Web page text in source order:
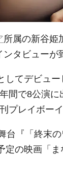
所属の新谷姫
タビューが
してデビュ
間で8公演
プレイボー
台『「終末
定の映画「